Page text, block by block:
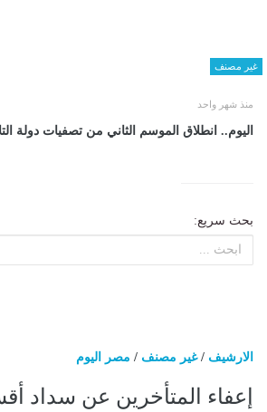
غير مصنف
منذ شهر واحد
اليوم.. انطلاق الموسم الثاني من تصفيات دولة
بحث سريع:
الارشيف /غير مصنف / مصر اليوم
إعفاء المتأخرين عن سداد